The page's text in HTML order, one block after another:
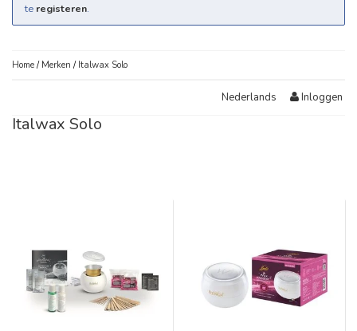
te registeren.
Home / Merken / Italwax Solo
Nederlands Inloggen
Italwax Solo